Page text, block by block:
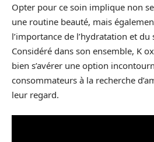
Opter pour ce soin implique non
une routine beauté, mais
l’importance de l’hydratation et
Considéré dans son ensemble, K
bien s’avérer une option
consommateurs à la recherche
leur regard.